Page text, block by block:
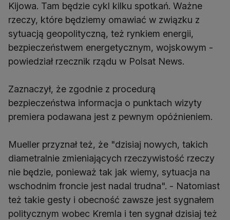
Kijowa. Tam będzie cykl kilku spotkań. Ważne
rzeczy, które będziemy omawiać w związku z
sytuacją geopolityczną, też rynkiem energii,
bezpieczeństwem energetycznym, wojskowym -
powiedział rzecznik rządu w Polsat News.
Zaznaczył, że zgodnie z procedurą
bezpieczeństwa informacja o punktach wizyty
premiera podawana jest z pewnym opóźnieniem.
Mueller przyznał też, że "dzisiaj nowych, takich
diametralnie zmieniających rzeczywistość rzeczy
nie będzie, ponieważ tak jak wiemy, sytuacja na
wschodnim froncie jest nadal trudna". - Natomiast
też takie gesty i obecność zawsze jest sygnałem
politycznym wobec Kremla i ten sygnał dzisiaj też